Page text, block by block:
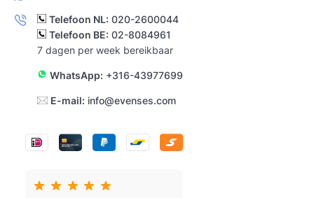
Telefoon NL: 020-2600044
Telefoon BE: 02-8084961
7 dagen per week bereikbaar
WhatsApp: +316-43977699
E-mail: info@evenses.com